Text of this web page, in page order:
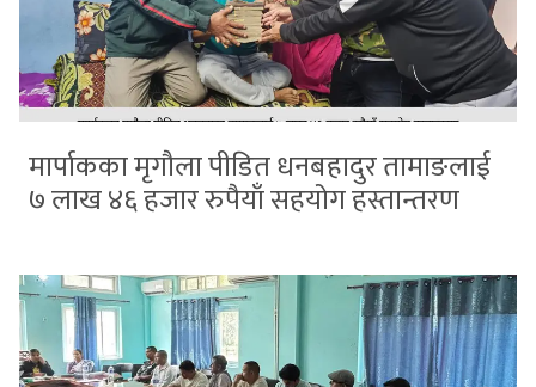
मार्पाकका मृगौला पीडित धनबहादुर तामाङलाई
७ लाख ४६ हजार रुपैयाँ सहयोग हस्तान्तरण